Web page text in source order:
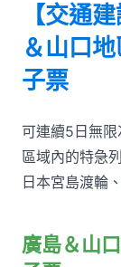
【交通
＆山口
子票
可連續5日無
區域內的特急
日本宮島渡輪
廣島＆山